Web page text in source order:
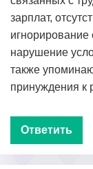
зарплат,
игнорирование
нарушение
также
принуждения к
Ответить